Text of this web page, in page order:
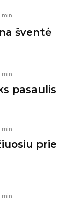
min
šventė
min
pasaulis
min
prie
min